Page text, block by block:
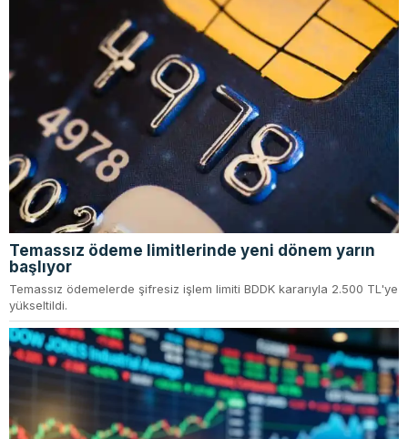
Temassız ödeme limitlerinde yeni dönem yarın
başlıyor
Temassız ödemelerde şifresiz işlem limiti BDDK kararıyla 2.500 TL'ye
yükseltildi.